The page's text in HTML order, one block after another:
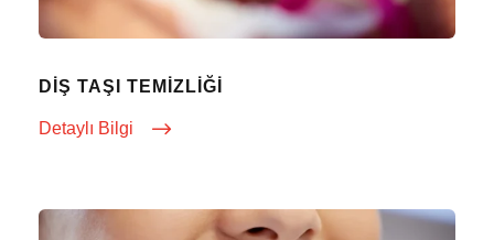
DIŞ TAŞI TEMIZLIĞI
Detaylı Bilgi